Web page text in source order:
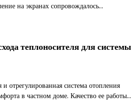
на экранах сопровождалось…
теплоносителя для системы
отрегулированная система отопления
в частном доме. Качество ее работы…